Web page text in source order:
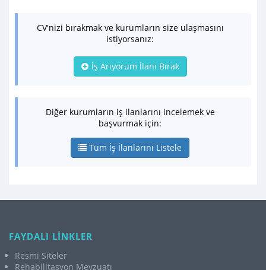
CV'nizi bırakmak ve kurumların size ulaşmasını
istiyorsanız:
İş Arıyorum İlanı Bırak
Diğer kurumların iş ilanlarını incelemek ve
başvurmak için:
Tüm İş İlanlarını Listele
FAYDALI LİNKLER
Resmi Siteler
Rehabilitasyon Mevzuatı